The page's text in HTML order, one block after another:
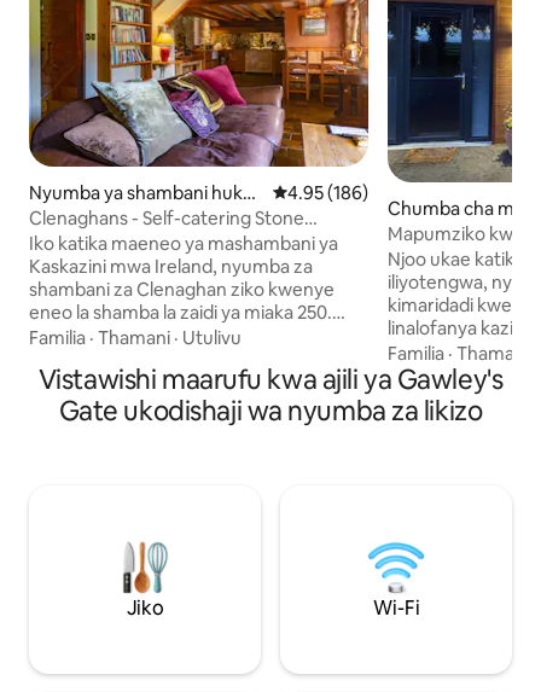
Nyumba ya shambani huko
Craigavon
Ukadiriaji wa wastani wa 4.95
4.95 (186)
Clenaghans - Self-catering Stone
Cottage
Iko katika maeneo ya mashambani ya
Kaskazini mwa Ireland, nyumba za
shambani za Clenaghan ziko kwenye
eneo la shamba la zaidi ya miaka 250.
Kujivunia nyumba 6 za shambani kwa
vipimo vya juu na vifaa vya kisasa ikiwa ni
pamoja na mtandao wa kasi na
televisheni pana. Kila fleti ina sebule
Ulster Fry yako mwenyewe asubuhi
pamoja na mkate, maziwa, jibini na zaidi.
Pia kwenye tovuti ni Mkahawa wa
Clenaghan ulioshinda tuzo ambao
Moira, ambacho hakina uhaba wa baa,
Familia · Thamani · Utulivu
Chumba cha
omebridge
Mapumziko
Ballydrum
Njoo ukae katika
iliyotengwa,
kimaridadi
linalofanya kazi,
(inatosha watu 4
Furahia beseni la
lililofunikwa,
ya kupendeza,
na kuepuka
kila siku.
mwongozo cha
hautasumbua 😀
Familia ·Thamani
Vistawishi maarufu kwa ajili ya Gawley's
Gate ukodishaji wa nyumba za likizo
Jiko Wi-Fi